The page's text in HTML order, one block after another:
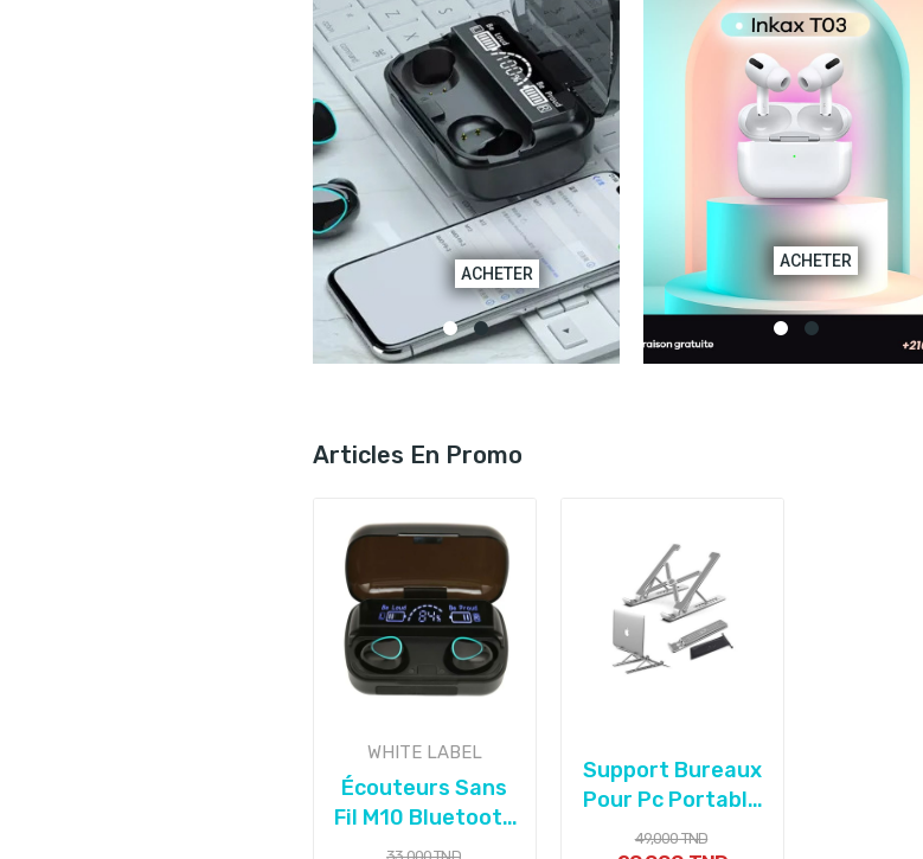
COMMANDER
ACHETER
COMMANDER
ACHETER
Articles En Promo
WHITE LABEL
Écouteurs Sans
Fil M10 Bluetooth
5.3 - Noir
Support Bureaux
Pour Pc Portable
métallique -...
49,000 TND